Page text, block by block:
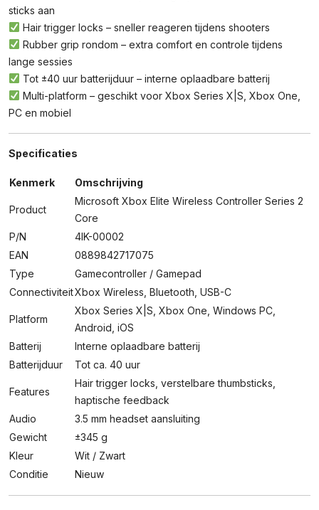
sticks aan
Hair trigger locks – sneller reageren tijdens shooters
Rubber grip rondom – extra comfort en controle tijdens
lange sessies
Tot ±40 uur batterijduur – interne oplaadbare batterij
Multi-platform – geschikt voor Xbox Series X|S, Xbox One,
PC en mobiel
Specificaties
Kenmerk Omschrijving
Product
Microsoft Xbox Elite Wireless Controller Series 2
Core
P/N
4IK-00002
EAN
0889842717075
Type
Gamecontroller / Gamepad
ConnectiviteitXbox Wireless, Bluetooth, USB-C
Platform
Xbox Series X|S, Xbox One, Windows PC,
Android, iOS
Batterij
Interne oplaadbare batterij
Batterijduur
Tot ca. 40 uur
Features
Hair trigger locks, verstelbare thumbsticks,
haptische feedback
Audio
3.5 mm headset aansluiting
Gewicht
±345 g
Kleur
Wit / Zwart
Conditie
Nieuw